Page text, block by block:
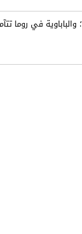
في روما